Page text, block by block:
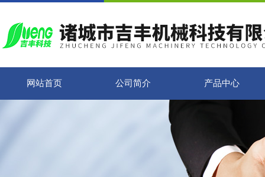
网站首页 公司简介 产品中心